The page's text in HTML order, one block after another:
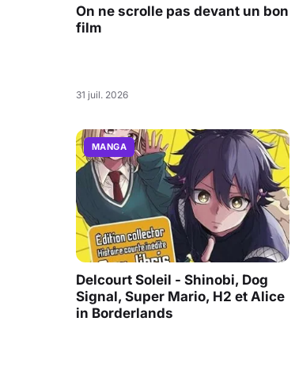
On ne scrolle pas devant un bon
film
31 juil. 2026
MANGA
Delcourt Soleil - Shinobi, Dog
Signal, Super Mario, H2 et Alice
in Borderlands